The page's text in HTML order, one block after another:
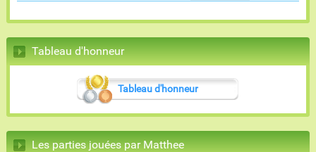
Tableau d'honneur
Tableau d'honneur
Les parties jouées par Matthee